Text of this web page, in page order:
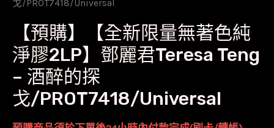
戈/PROT7418/Universal
【預購】【全新限量無著色純
淨膠2LP】鄧麗君Teresa Teng
– 酒醉的探
戈/PROT7418/Universal